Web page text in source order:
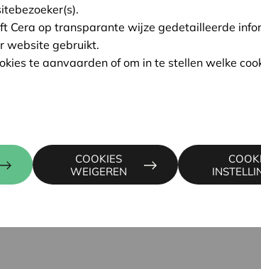
KRIS
016 27 96
Cera op transparante wijze gedetailleerde
website gebruikt.
te aanvaarden of om in te stellen welke
COOKIES
WEIGEREN